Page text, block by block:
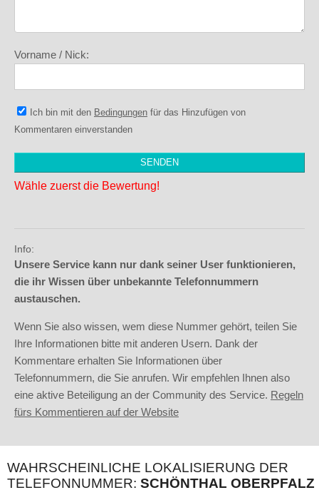
Vorname / Nick:
Ich bin mit den Bedingungen für das Hinzufügen von
Kommentaren einverstanden
Wähle zuerst die Bewertung!
Info:
Unsere Service kann nur dank seiner User funktionieren,
die ihr Wissen über unbekannte Telefonnummern
austauschen.
Wenn Sie also wissen, wem diese Nummer gehört, teilen Sie
Ihre Informationen bitte mit anderen Usern. Dank der
Kommentare erhalten Sie Informationen über
Telefonnummern, die Sie anrufen. Wir empfehlen Ihnen also
eine aktive Beteiligung an der Community des Service. Regeln
fürs Kommentieren auf der Website
WAHRSCHEINLICHE LOKALISIERUNG DER
TELEFONNUMMER: SCHÖNTHAL OBERPFALZ